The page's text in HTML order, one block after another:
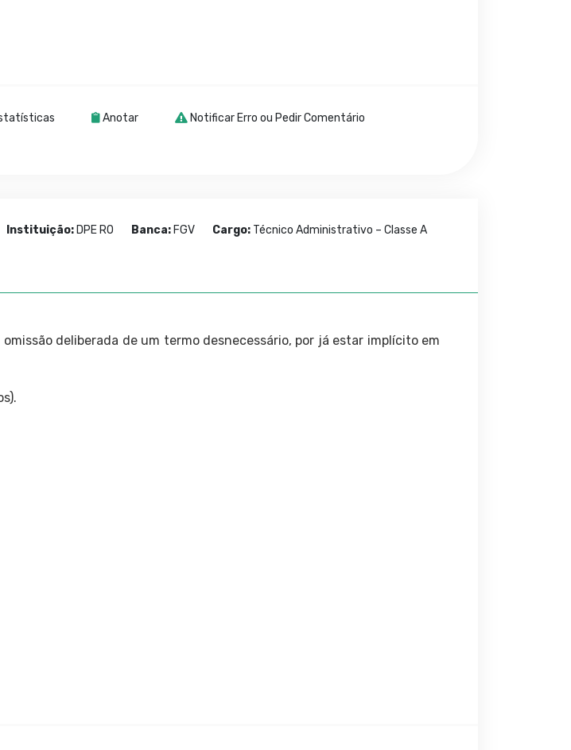
Anotar Notificar Erro ou Pedir Comentário
Instituição: DPE RO Banca: FGV Cargo: Técnico Administrativo – Classe A
deliberada de um termo desnecessário, por já estar implícito em